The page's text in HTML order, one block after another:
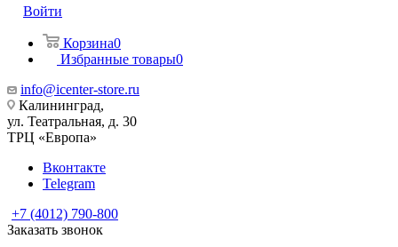
Войти
Корзина0
Избранные товары0
info@icenter-store.ru
Калининград,
ул. Театральная, д. 30
ТРЦ «Европа»
Вконтакте
Telegram
+7 (4012) 790-800
Заказать звонок